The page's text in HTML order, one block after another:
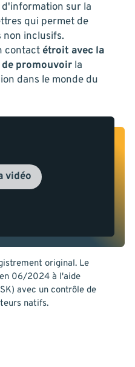
sur la
qui permet de
non inclusifs.
contact étroit avec la
de promouvoir la
dans le monde du
vidéo
original. Le
06/2024 à l'aide
avec un contrôle de
natifs.